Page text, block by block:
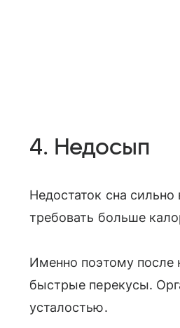
4. Недосып
Недостаток сна
требовать больше
Именно поэтому после
быстрые перекусы.
усталостью.